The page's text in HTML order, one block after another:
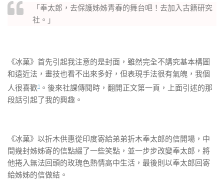
「奉太郎，去保護姊姊青春的舞台吧！去加入古籍研究
社。」
《冰菓》首先引起我注意的是封面，雖然完全不講究基本構圖
和遠近法，畫技也看不出來多好，但表現手法很有氣魄，我個
人很喜歡1 。後來社課傳閱時，翻開正文第一頁，上面引述的那
段話引起了我的興趣。
《冰菓》以折木供惠從印度寄給弟弟折木奉太郎的信開場，中
間幾封姊姊寄的信點綴了一些笑點，並一步步改變奉太郎，將
他捲入無法回頭的玫瑰色熱情高中生活，最後則以奉太郎回寄
給姊姊的信做結。